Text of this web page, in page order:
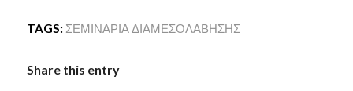
TAGS: ΣΕΜΙΝΆΡΙΑ ΔΙΑΜΕΣΟΛΆΒΗΣΗΣ
Share this entry